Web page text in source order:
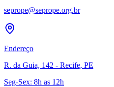
seprope@seprope.org.br
Endereço
R. da Guia, 142 - Recife, PE
Seg-Sex: 8h as 12h